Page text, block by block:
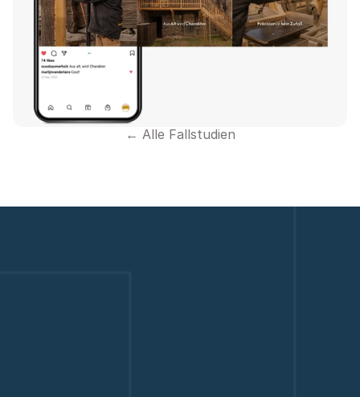
← Alle Fallstudien